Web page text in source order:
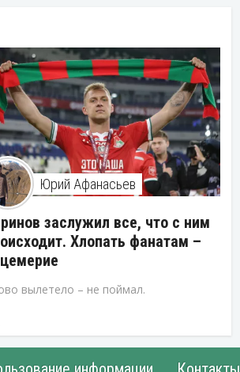
Юрий Афанасьев
заслужил все, что с ним
Хлопать фанатам –
вылетело – не поймал.